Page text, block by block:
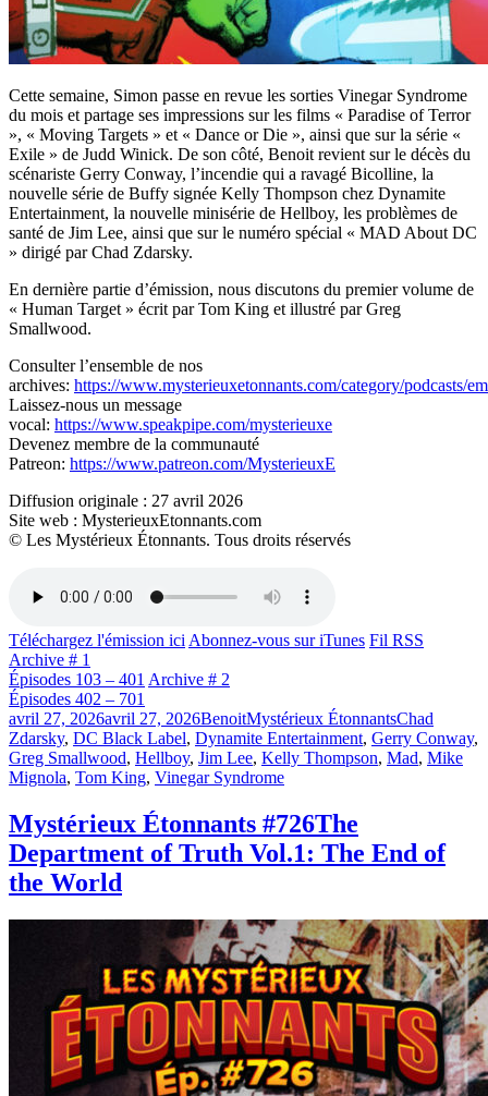
Cette semaine, Simon passe en revue les sorties Vinegar Syndrome
du mois et partage ses impressions sur les films « Paradise of Terror
», « Moving Targets » et « Dance or Die », ainsi que sur la série «
Exile » de Judd Winick. De son côté, Benoit revient sur le décès du
scénariste Gerry Conway, l’incendie qui a ravagé Bicolline, la
nouvelle série de Buffy signée Kelly Thompson chez Dynamite
Entertainment, la nouvelle minisérie de Hellboy, les problèmes de
santé de Jim Lee, ainsi que sur le numéro spécial « MAD About DC
» dirigé par Chad Zdarsky.
En dernière partie d’émission, nous discutons du premier volume de
« Human Target » écrit par Tom King et illustré par Greg
Smallwood.
Consulter l’ensemble de nos
archives: https://www.mysterieuxetonnants.com/category/podcasts/
Laissez-nous un message
vocal: https://www.speakpipe.com/mysterieuxe
Devenez membre de la communauté
Patreon: https://www.patreon.com/MysterieuxE
Diffusion originale : 27 avril 2026
Site web : MysterieuxEtonnants.com
© Les Mystérieux Étonnants. Tous droits réservés
Téléchargez l'émission ici Abonnez-vous sur iTunes Fil RSS
Archive # 1
Épisodes 103 – 401 Archive # 2
Épisodes 402 – 701
Publié
le
avril 27, 2026avril 27, 2026BenoitCatégories
Mystérieux ÉtonnantsÉtiquettes
Chad
Zdarsky, DC Black Label, Dynamite Entertainment, Gerry Conway,
Greg Smallwood, Hellboy, Jim Lee, Kelly Thompson, Mad, Mike
Mignola, Tom King, Vinegar Syndrome
Mystérieux Étonnants #726The
Department of Truth Vol.1: The End of
the World